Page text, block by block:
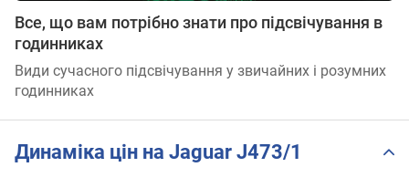
Все, що вам потрібно знати про підсвічування в
годинниках
Види сучасного підсвічування у звичайних і розумних
годинниках
Динаміка цін на Jaguar J473/1